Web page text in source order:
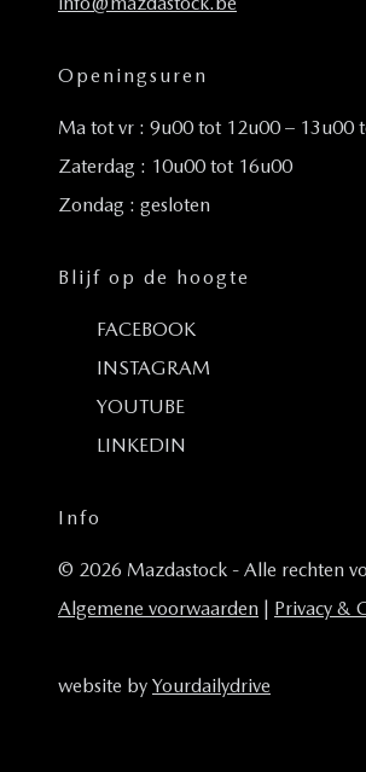
Openingsuren
Ma tot vr : 9u00 tot 12u00 – 13u00
Zaterdag : 10u00 tot 16u00
Zondag : gesloten
Blijf op de hoogte
FACEBOOK
INSTAGRAM
YOUTUBE
LINKEDIN
Info
© 2026 Mazdastock - Alle rechten
Algemene voorwaarden
Privacy &
website by Yourdailydrive